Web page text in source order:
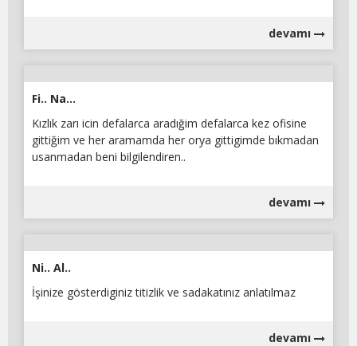
devamı
Fi.. Na...
Kızlık zarı icin defalarca aradığim defalarca kez ofisine
gittiğim ve her aramamda her orya gittigimde bıkmadan
usanmadan beni bilgilendiren..
devamı
Ni.. Al..
İşinize gösterdiginiz titizlik ve sadakatınız anlatılmaz
devamı